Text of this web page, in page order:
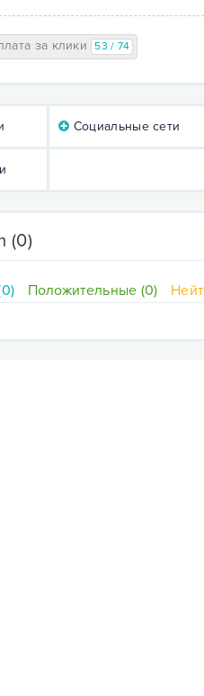
за клики 53 / 74
Социальные сети
(0)
Положительные (0)